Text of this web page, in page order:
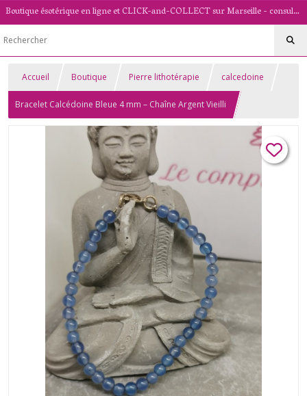
Boutique ésotérique en ligne et CLICK-and-COLLECT sur Marseille - consultation de voyance par mail - livret numérologique (13/PACA)
Accueil Boutique Pierre lithotérapie calcedoine
Bracelet Calcédoine Bleue 4 mm – Chaîne Argent Vieilli